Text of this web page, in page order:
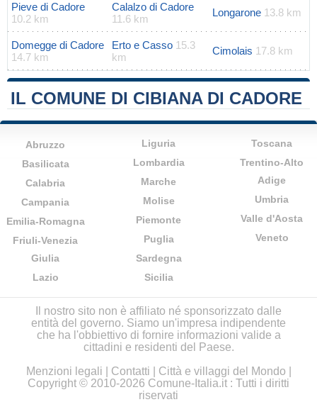
Pieve di Cadore
10.2 km
Calalzo di Cadore
11.6 km
Longarone 13.8 km
Domegge di Cadore
14.7 km
Erto e Casso 15.3
km
Cimolais 17.8 km
IL COMUNE DI CIBIANA DI CADORE
Abruzzo
Basilicata
Calabria
Campania
Emilia-Romagna
Friuli-Venezia
Giulia
Lazio
Liguria
Lombardia
Marche
Molise
Piemonte
Puglia
Sardegna
Sicilia
Toscana
Trentino-Alto
Adige
Umbria
Valle d'Aosta
Veneto
Il nostro sito non è affiliato né sponsorizzato dalle
entità del governo. Siamo un'impresa indipendente
che ha l'obbiettivo di fornire informazioni valide a
cittadini e residenti del Paese.
Menzioni legali
Contatti Città e villaggi del Mondo
Copyright © 2010-2026 Comune-Italia.it : Tutti i diritti
riservati